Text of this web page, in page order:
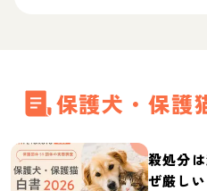
保護犬・保護
殺処分
ぜ厳し